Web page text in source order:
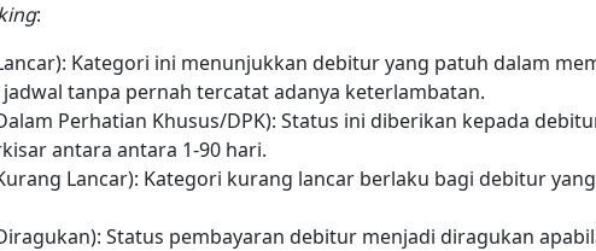
:
Kategori ini menunjukkan debitur yang patuh dalam
tanpa pernah tercatat adanya keterlambatan.
Perhatian Khusus/DPK): Status ini diberikan kepada
antara antara 1-90 hari.
Lancar): Kategori kurang lancar berlaku bagi debitur
Status pembayaran debitur menjadi diragukan